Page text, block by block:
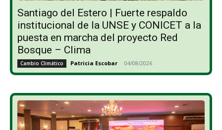
Santiago del Estero | Fuerte respaldo
institucional de la UNSE y CONICET a la
puesta en marcha del proyecto Red
Bosque – Clima
Cambio Climático Patricia Escobar - 04/08/2026